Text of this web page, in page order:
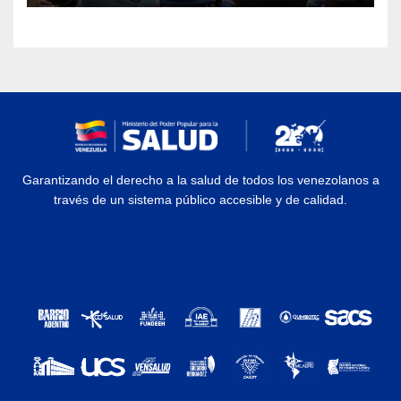
Garantizando el derecho a la salud de todos los venezolanos a
través de un sistema público accesible y de calidad.